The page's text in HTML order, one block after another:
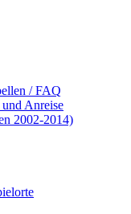
/ FAQ
Anreise
2002-2014)